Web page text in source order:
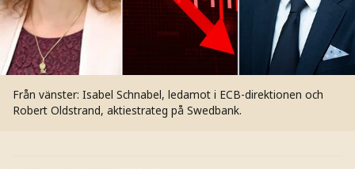
Från vänster: Isabel Schnabel, ledamot i ECB-direktionen och
Robert Oldstrand, aktiestrateg på Swedbank.